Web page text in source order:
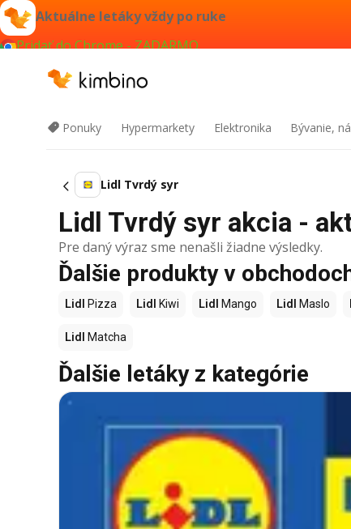
Aktuálne letáky vždy po ruke
Pridať do Chrome - ZADARMO
Ponuky Hypermarkety Elektronika Bývanie,
Lidl Tvrdý syr
Lidl Tvrdý syr akcia -
Pre daný výraz sme nenašli žiadne výsledky.
Ďalšie produkty v
Lidl Pizza Lidl Kiwi Lidl Mango Lidl Maslo
Lidl Matcha
Ďalšie letáky z kategórie